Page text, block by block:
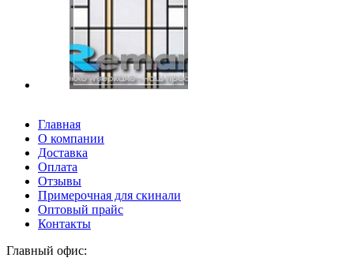
Главная
О компании
Доставка
Оплата
Отзывы
Примерочная для скинали
Оптовый прайс
Контакты
Главный офис: